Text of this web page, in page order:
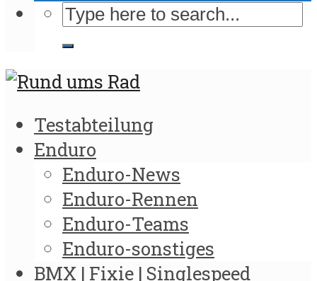
Testabteilung
Enduro
Enduro-News
Enduro-Rennen
Enduro-Teams
Enduro-sonstiges
BMX | Fixie | Singlespeed